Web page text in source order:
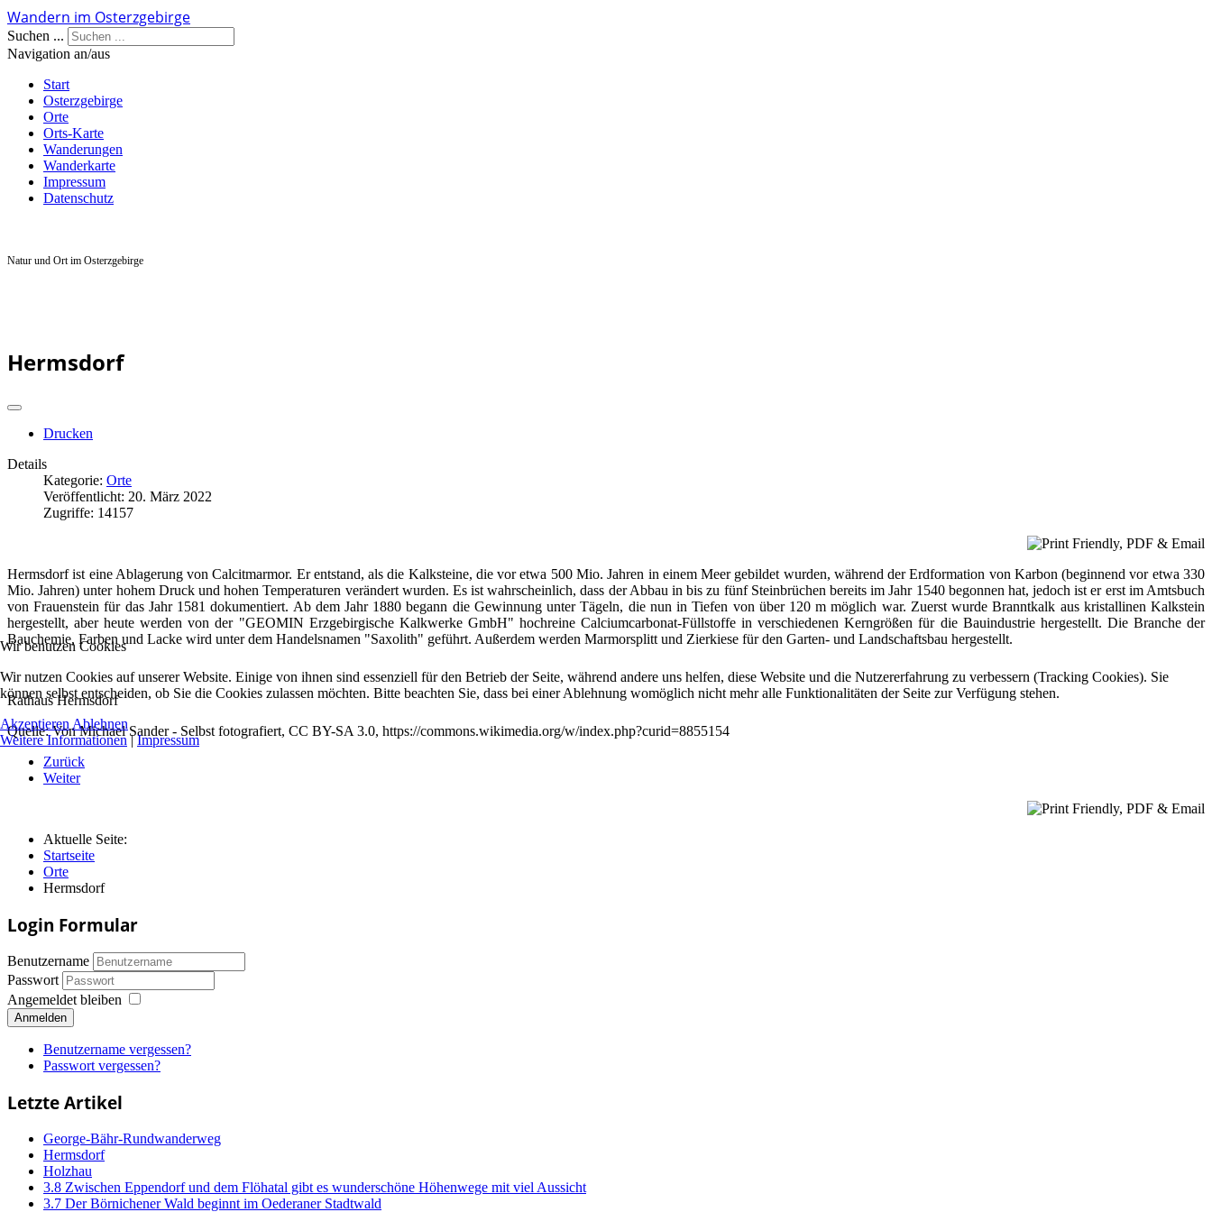
Wandern im Osterzgebirge
Suchen ...
Navigation an/aus
Start
Osterzgebirge
Orte
Orts-Karte
Wanderungen
Wanderkarte
Impressum
Datenschutz
Natur und Ort im Osterzgebirge
Hermsdorf
Drucken
Details
Kategorie: Orte
Veröffentlicht: 20. März 2022
Zugriffe: 14157
Hermsdorf ist eine Ablagerung von Calcitmarmor. Er entstand, als die Kalksteine, die vor etwa 500 Mio. Jahren in einem Meer gebildet wurden, während der Erdformation von Karbon (beginnend vor etwa 330
Mio. Jahren) unter hohem Druck und hohen Temperaturen verändert wurden. Es ist wahrscheinlich, dass der Abbau in bis zu fünf Steinbrüchen bereits im Jahr 1540 begonnen hat, jedoch ist er erst im Amtsbuch
von Frauenstein für das Jahr 1581 dokumentiert. Ab dem Jahr 1880 begann die Gewinnung unter Tägeln, die nun in Tiefen von über 120 m möglich war. Zuerst wurde Branntkalk aus kristallinen Kalkstein
hergestellt, aber heute werden von der "GEOMIN Erzgebirgische Kalkwerke GmbH" hochreine Calciumcarbonat-Füllstoffe in verschiedenen Kerngrößen für die Bauindustrie hergestellt. Die Branche der
Bauchemie, Farben und Lacke wird unter dem Handelsnamen "Saxolith" geführt. Außerdem werden Marmorsplitt und Zierkiese für den Garten- und Landschaftsbau hergestellt.
Rathaus Hermsdorf
Quelle: Von Michael Sander - Selbst fotografiert, CC BY-SA 3.0, https://commons.wikimedia.org/w/index.php?curid=8855154
Zurück
Weiter
Aktuelle Seite:
Startseite
Orte
Hermsdorf
Login Formular
Benutzername
Passwort
Angemeldet bleiben
Anmelden
Benutzername vergessen?
Passwort vergessen?
Letzte Artikel
George-Bähr-Rundwanderweg
Hermsdorf
Holzhau
3.8 Zwischen Eppendorf und dem Flöhatal gibt es wunderschöne Höhenwege mit viel Aussicht
3.7 Der Börnichener Wald beginnt im Oederaner Stadtwald
Wir benutzen Cookies
Wir nutzen Cookies auf unserer Website. Einige von ihnen sind essenziell für den Betrieb der Seite, während andere uns helfen, diese Website und die Nutzererfahrung zu verbessern (Tracking Cookies). Sie
können selbst entscheiden, ob Sie die Cookies zulassen möchten. Bitte beachten Sie, dass bei einer Ablehnung womöglich nicht mehr alle Funktionalitäten der Seite zur Verfügung stehen.
Akzeptieren Ablehnen
Weitere Informationen |Impressum